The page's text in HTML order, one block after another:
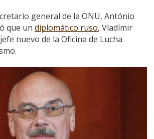
general de la ONU, António
que un diplomático ruso, Vladímir
nuevo de la Oficina de Lucha